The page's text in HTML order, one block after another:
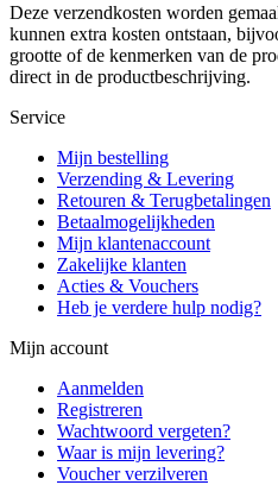
Deze verzendkosten worden
kunnen extra kosten ontstaan,
grootte of de kenmerken van de
direct in de productbeschrijving.
Service
Mijn bestelling
Verzending & Levering
Retouren & Terugbetalingen
Betaalmogelijkheden
Mijn klantenaccount
Zakelijke klanten
Acties & Vouchers
Heb je verdere hulp nodig?
Mijn account
Aanmelden
Registreren
Wachtwoord vergeten?
Waar is mijn levering?
Voucher verzilveren